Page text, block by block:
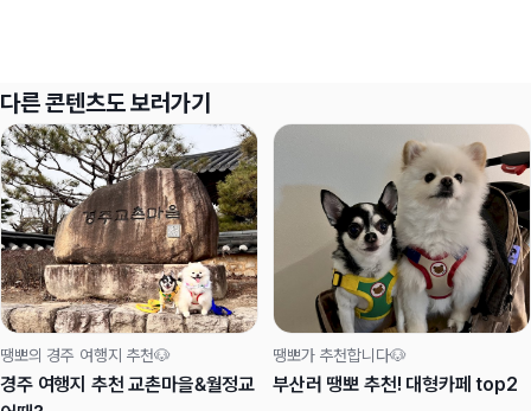
다른 콘텐츠도 보러가기
땡뽀의 경주 여행지 추천🐶
경주 여행지 추천 교촌마을&월정교
땡뽀가 추천합니다🐶
부산러 땡뽀 추천! 대형카페 top2